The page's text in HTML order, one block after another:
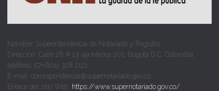
Nombre: Superintendencia de Notariado y Registro
Dirección: Calle 26 # 13-49 Interior 201, Bogotá D.C. Colombia.
teléfono: 57+(601) 328 2121
E-mail: correspondencia@supernotariado.gov.co
Enlace del sitio Web: https://www.supernotariado.gov.co/